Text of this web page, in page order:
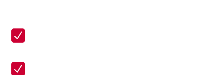
N
N